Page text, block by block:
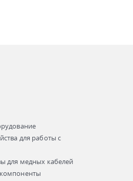
для работы с
для медных кабелей